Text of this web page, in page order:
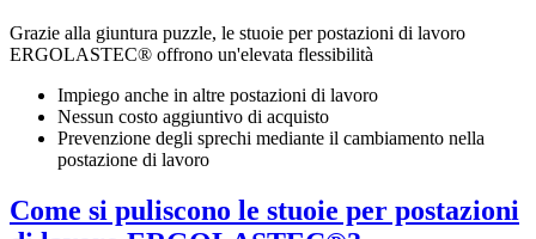
Grazie alla giuntura puzzle, le stuoie per postazioni di lavoro
ERGOLASTEC® offrono un'elevata flessibilità
Impiego anche in altre postazioni di lavoro
Nessun costo aggiuntivo di acquisto
Prevenzione degli sprechi mediante il cambiamento nella
postazione di lavoro
Come si puliscono le stuoie per postazioni